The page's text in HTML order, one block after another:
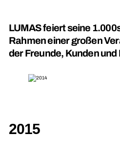
LUMAS feiert seine
Rahmen einer großen
der Freunde, Kunden
2015